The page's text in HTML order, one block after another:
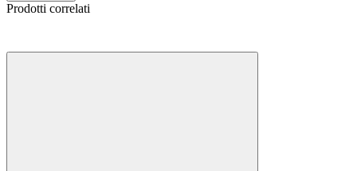
Prodotti correlati